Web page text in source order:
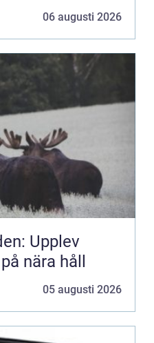
06 augusti 2026
Upplev
nära håll
05 augusti 2026